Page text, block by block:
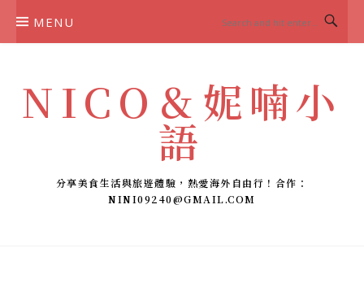
MENU
NICO＆妮喃小
語
分享美食生活與旅遊體驗，熱愛海外自由行！合作：
NINI09240@GMAIL.COM